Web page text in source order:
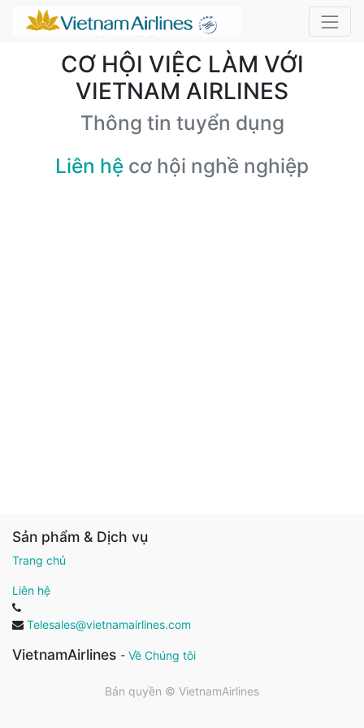
CƠ HỘI VIỆC LÀM VỚI
VIETNAM AIRLINES
Thông tin tuyển dụng
Liên hệ cơ hội nghề nghiệp
Sản phẩm & Dịch vụ
Trang chủ
Liên hệ
Telesales@vietnamairlines.com
VietnamAirlines - Về Chúng tôi
Bản quyền © VietnamAirlines